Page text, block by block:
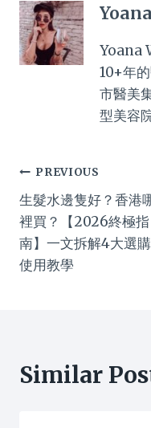
Yoana
10+年
市醫美
型美容院
Post
navigation
PREVIOUS
生髮水邊隻好？香港
裡買？【2026終極指
南】一文拆解4大選
使用教學
Similar